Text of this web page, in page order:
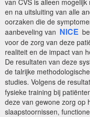
van CVS is alleen
en na uitsluiting van alle
oorzaken die de
aanbeveling van NICE
voor de zorg van deze
realiteit en de impact van
De resultaten van deze
de talrijke
studies. Volgens de
fysieke training bij
deze van gewone zorg op
slaapstoornissen,